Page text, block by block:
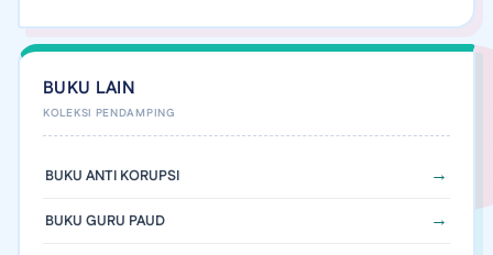
BUKU LAIN
BUKU ANTI KORUPSI
BUKU GURU PAUD